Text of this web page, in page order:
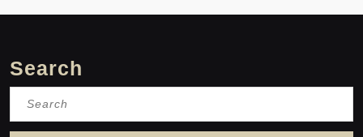
Search